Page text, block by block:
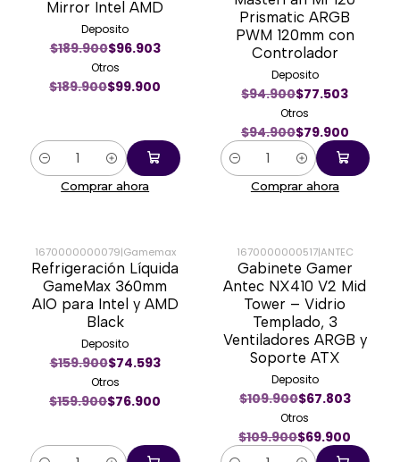
Mirror Intel AMD
Deposito
$189.900$96.903
Otros
$189.900$99.900
Cantidad
Comprar ahora
Prismatic ARGB
PWM 120mm con
Controlador
Deposito
$94.900$77.503
Otros
$94.900$79.900
Cantidad
Comprar ahora
-52%
1670000000079|Gamemax
Refrigeración Líquida
GameMax 360mm
AIO para Intel y AMD
Black
Deposito
$159.900$74.593
Otros
$159.900$76.900
-36%
1670000000517|ANTEC
Gabinete Gamer
Antec NX410 V2 Mid
Tower – Vidrio
Templado, 3
Ventiladores ARGB y
Soporte ATX
Deposito
$109.900$67.803
Otros
$109.900$69.900